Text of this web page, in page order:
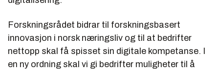
Forskningsrådet bidrar til forskningsbasert
innovasjon i norsk næringsliv og til at bedrifter
nettopp skal få spisset sin digitale kompetanse. I
en ny ordning skal vi gi bedrifter muligheter til å